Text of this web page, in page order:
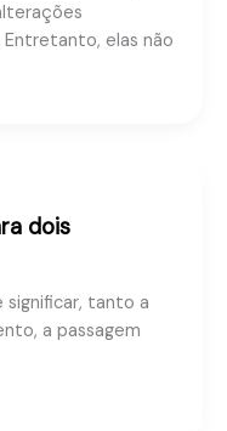
elas não
dois
significar, tanto a
a passagem